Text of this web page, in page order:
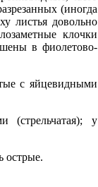
(иногда
листья довольно
клочки
в фиолетово-
с яйцевидными
(стрельчатая); у
острые.